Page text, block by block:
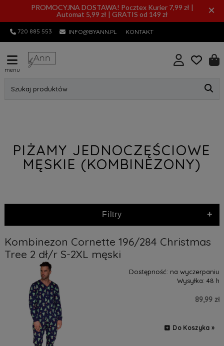
PROMOCYJNA DOSTAWA! Pocztex Kurier 7,99 zł |
Automat 5,99 zł | GRATIS od 149 zł
×
720 885 553 INFO@BYANN.PL KONTAKT
menu
Szukaj produktów
PIŻAMY JEDNOCZĘŚCIOWE
MĘSKIE (KOMBINEZONY)
Filtry +
Kombinezon Cornette 196/284 Christmas
Tree 2 dł/r S-2XL męski
Dostępność: na wyczerpaniu
Wysyłka: 48 h
89,99 zł
Do Koszyka »